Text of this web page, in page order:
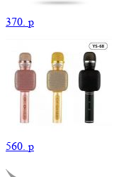
370. p
560. p